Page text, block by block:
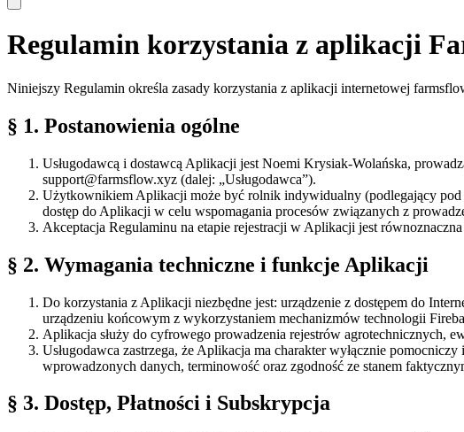
Regulamin korzystania z aplikacji
Niniejszy Regulamin określa zasady korzystania z aplikacji internetowej
§ 1. Postanowienia ogólne
Usługodawcą i dostawcą Aplikacji jest Noemi Krysiak-Wolańska,
support@farmsflow.xyz (dalej: „Usługodawca”).
Użytkownikiem Aplikacji może być rolnik indywidualny (podlegający pod
dostęp do Aplikacji w celu wspomagania procesów związanych z
Akceptacja Regulaminu na etapie rejestracji w Aplikacji jest
§ 2. Wymagania techniczne i funkcje Aplikacji
Do korzystania z Aplikacji niezbędne jest: urządzenie z dostępem do
urządzeniu końcowym z wykorzystaniem mechanizmów technologii
Aplikacja służy do cyfrowego prowadzenia rejestrów agrotechnicznych,
Usługodawca zastrzega, że Aplikacja ma charakter wyłącznie
wprowadzonych danych, terminowość oraz zgodność ze stanem
§ 3. Dostęp, Płatności i Subskrypcja